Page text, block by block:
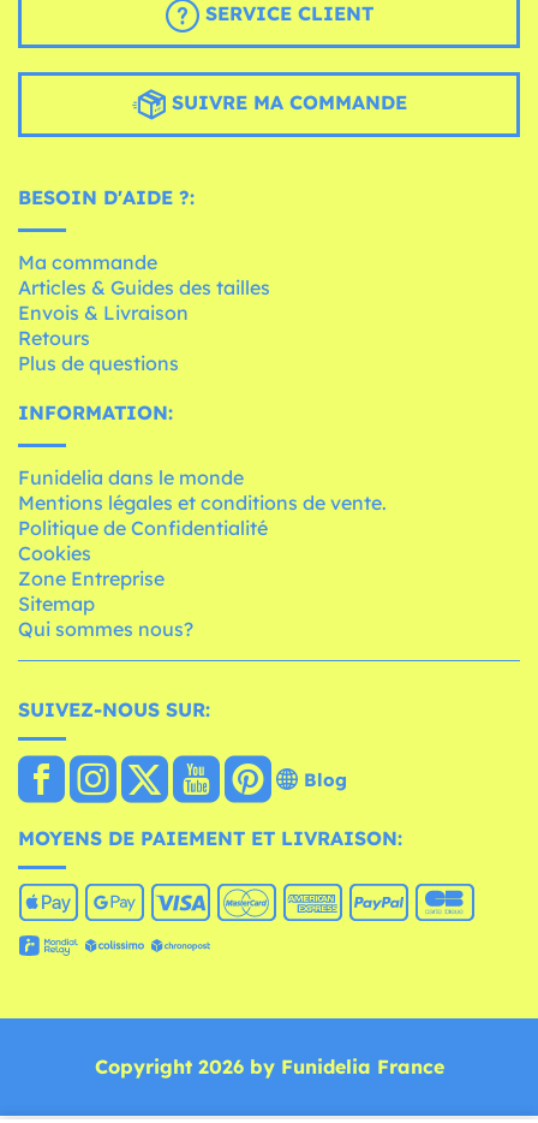
SERVICE CLIENT
SUIVRE MA COMMANDE
BESOIN D'AIDE ?:
Ma commande
Articles & Guides des tailles
Envois & Livraison
Retours
Plus de questions
INFORMATION:
Funidelia dans le monde
Mentions légales et conditions de vente.
Politique de Confidentialité
Cookies
Zone Entreprise
Sitemap
Qui sommes nous?
SUIVEZ-NOUS SUR:
Blog
MOYENS DE PAIEMENT ET LIVRAISON:
Copyright 2026 by Funidelia France